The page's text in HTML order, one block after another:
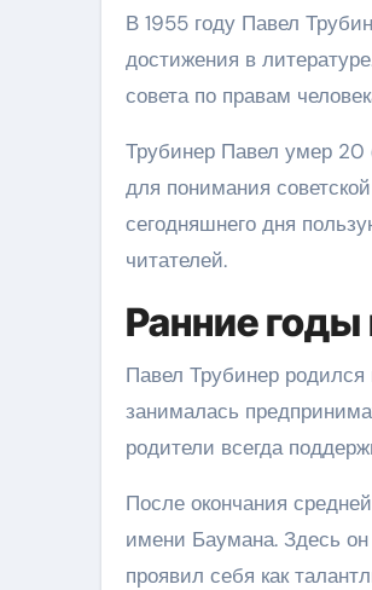
В 1955 году Павел
достижения в
совета по правам
Трубинер Павел умер 20
для понимания
сегодняшнего дня
читателей.
Ранние годы
Павел Трубинер родился
занималась
родители всегда
После окончания
имени Баумана. Здесь
проявил себя как